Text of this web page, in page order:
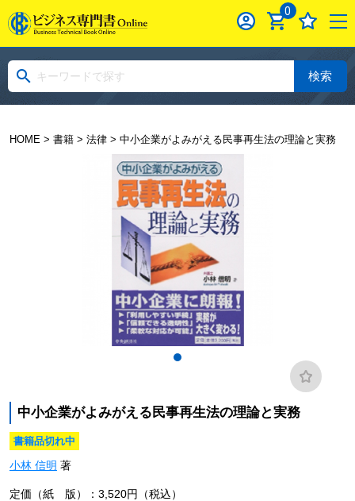
0
検索
HOME> 書籍> 法律> 中小企業がよみがえる民事再生法の理論と実務
中小企業がよみがえる民事再生法の理論と実務
書籍品切れ中
小林 信明 著
定価（紙 版）：3,520円（税込）